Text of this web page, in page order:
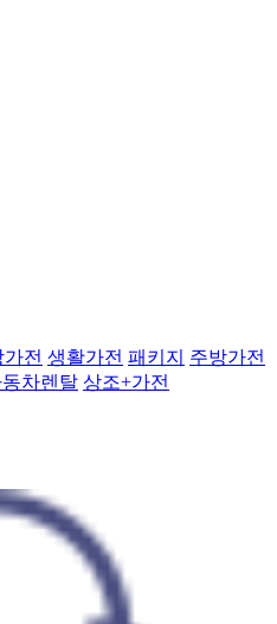
전 생활가전 패키지
주방가전
동차렌탈 상조+가전